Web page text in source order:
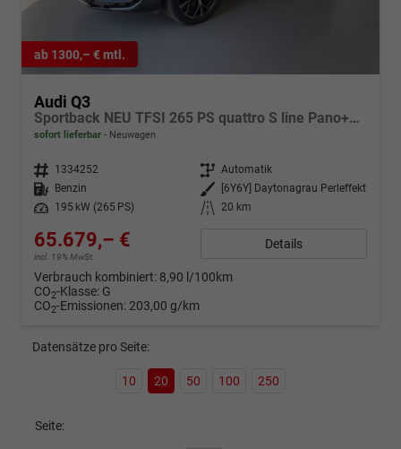
ab 1300,– € mtl.
Audi Q3
Sportback NEU TFSI 265 PS quattro S line Pano+TechPro+Matrix+AHK+HUD+Alu20+KlimaPlus+DCC+SONOS
sofort lieferbar Neuwagen
Fahrzeugnr. 1334252 Getriebe Automatik
Kraftstoff
Benzin Außenfarbe
[6Y6Y] Daytonagrau Perleffekt
Leistung
195 kW (265 PS) Kilometerstand 20 km
65.679,– €
incl. 19% MwSt.
Details
Verbrauch kombiniert: 8,90 l/100km
CO2-Klasse: G
CO2-Emissionen: 203,00 g/km
Datensätze pro Seite:
10 20 50 100 250
Seite: